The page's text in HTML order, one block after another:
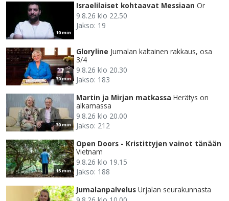
10 min
Israelilaiset kohtaavat Messiaan Or
9.8.26 klo 22.50
Jakso: 19
30 min
Gloryline Jumalan kaltainen rakkaus, osa
3/4
9.8.26 klo 20.30
Jakso: 183
30 min
Martin ja Mirjan matkassa Herätys on
alkamassa
9.8.26 klo 20.00
Jakso: 212
15 min
Open Doors - Kristittyjen vainot tänään
Vietnam
9.8.26 klo 19.15
Jakso: 188
Jumalanpalvelus Urjalan seurakunnasta